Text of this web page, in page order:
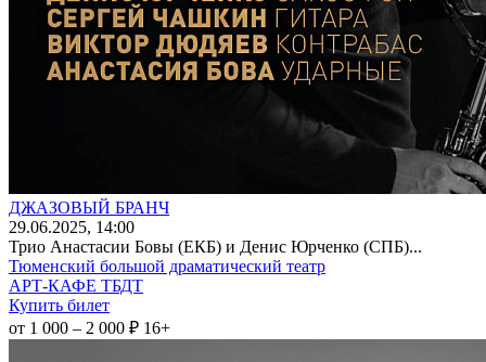
ДЖАЗОВЫЙ БРАНЧ
29.06.2025, 14:00
Трио Анастасии Бовы (ЕКБ) и Денис Юрченко (СПБ)...
Тюменский большой драматический театр
АРТ-КАФЕ ТБДТ
Купить билет
от 1 000 – 2 000 ₽ 16+